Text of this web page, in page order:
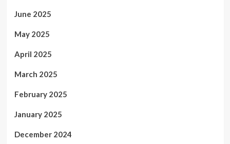
June 2025
May 2025
April 2025
March 2025
February 2025
January 2025
December 2024